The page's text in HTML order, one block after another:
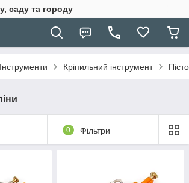
саду та городу
Інструменти Кріпильний інструмент
0 Фільтри